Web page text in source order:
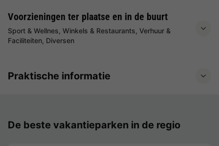
Voorzieningen ter plaatse en in de buurt
Sport & Wellnes, Winkels & Restaurants, Verhuur &
Faciliteiten, Diversen
Praktische informatie
De beste vakantieparken in de regio